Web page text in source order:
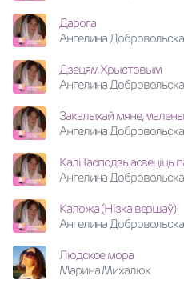
Дарога
Ангелина
Дзецям Хрыстовым
Ангелина
Закалыхай мяне,
Ангелина
Калi Гасподзь асвецiць
Ангелина
Каложа (Нізка вершаў)
Ангелина
Людское мора
Марина Михалюк